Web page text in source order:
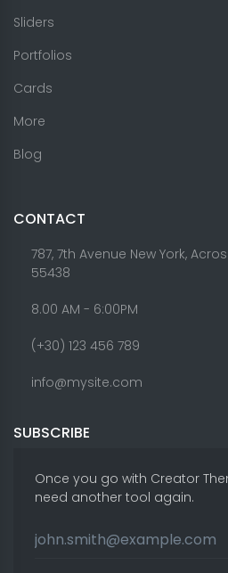
Sliders
Portfolios
Cards
More
Blog
CONTACT
787, 7th Avenue New York,
55438
8.00 AM - 6:00PM
(+30) 123 456 789
info@mysite.com
SUBSCRIBE
Once you go with Creator
need another tool again.